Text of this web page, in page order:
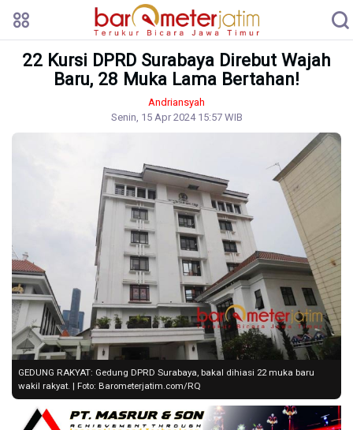
22 Kursi DPRD Surabaya Direbut Wajah
Baru, 28 Muka Lama Bertahan!
Andriansyah
Senin, 15 Apr 2024 15:57 WIB
GEDUNG RAKYAT: Gedung DPRD Surabaya, bakal dihiasi 22 muka baru
wakil rakyat. | Foto: Barometerjatim.com/RQ